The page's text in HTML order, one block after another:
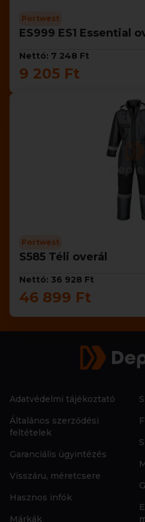
Portwest
ES999 ES1 Essential
Nettó: 7 248 Ft
9 205 Ft
Portwest
S585 Téli overál
Nettó: 36 928 Ft
46 899 Ft
Adatvédelmi tájékoztató
Általános szerződési
feltételek
Garanciális ügyintézés
Visszáru, méretcsere
Hasznos infók
Márkák